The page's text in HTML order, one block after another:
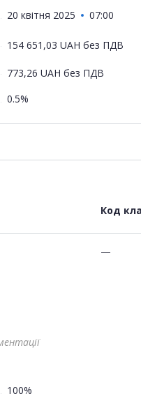
20 квітня 2025 07:00
154 651,03 UAH без ПДВ
773,26 UAH без ПДВ
0.5%
Код
—
100%